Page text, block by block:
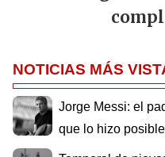
NOTICIAS MÁS
Jorge Messi: el
que lo hizo posible